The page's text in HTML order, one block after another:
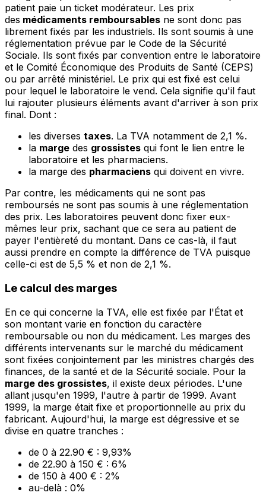
patient paie un ticket modérateur. Les prix
des médicaments remboursables ne sont donc pas
librement fixés par les industriels. Ils sont soumis à une
réglementation prévue par le Code de la Sécurité
Sociale. Ils sont fixés par convention entre le laboratoire
et le Comité Économique des Produits de Santé (CEPS)
ou par arrêté ministériel. Le prix qui est fixé est celui
pour lequel le laboratoire le vend. Cela signifie qu'il faut
lui rajouter plusieurs éléments avant d'arriver à son prix
final. Dont :
les diverses taxes. La TVA notamment de 2,1 %.
la marge des grossistes qui font le lien entre le
laboratoire et les pharmaciens.
la marge des pharmaciens qui doivent en vivre.
Par contre, les médicaments qui ne sont pas
remboursés ne sont pas soumis à une réglementation
des prix. Les laboratoires peuvent donc fixer eux-
mêmes leur prix, sachant que ce sera au patient de
payer l'entièreté du montant. Dans ce cas-là, il faut
aussi prendre en compte la différence de TVA puisque
celle-ci est de 5,5 % et non de 2,1 %.
Le calcul des marges
En ce qui concerne la TVA, elle est fixée par l'État et
son montant varie en fonction du caractère
remboursable ou non du médicament. Les marges des
différents intervenants sur le marché du médicament
sont fixées conjointement par les ministres chargés des
finances, de la santé et de la Sécurité sociale. Pour la
marge des grossistes, il existe deux périodes. L'une
allant jusqu'en 1999, l'autre à partir de 1999. Avant
1999, la marge était fixe et proportionnelle au prix du
fabricant. Aujourd'hui, la marge est dégressive et se
divise en quatre tranches :
de 0 à 22.90 € : 9,93%
de 22.90 à 150 € : 6%
de 150 à 400 € : 2%
au-delà : 0%